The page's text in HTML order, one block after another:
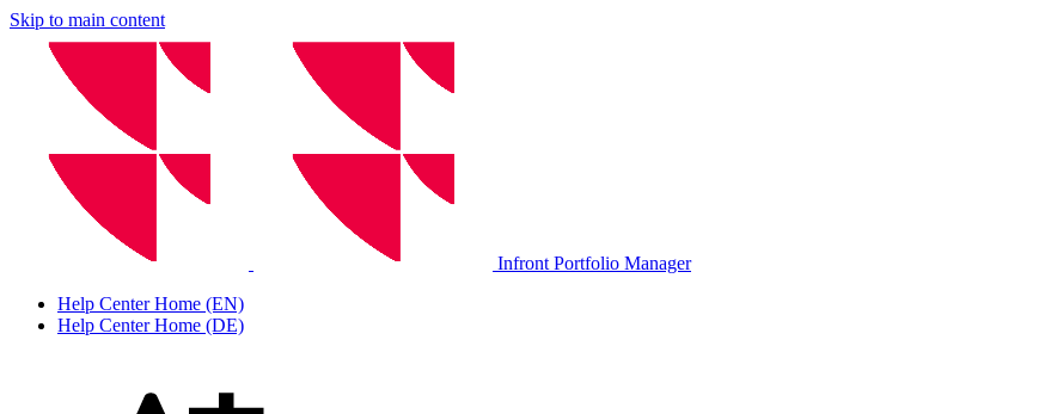
Skip to main content
Infront Portfolio Manager
Help Center Home (EN)
Help Center Home (DE)